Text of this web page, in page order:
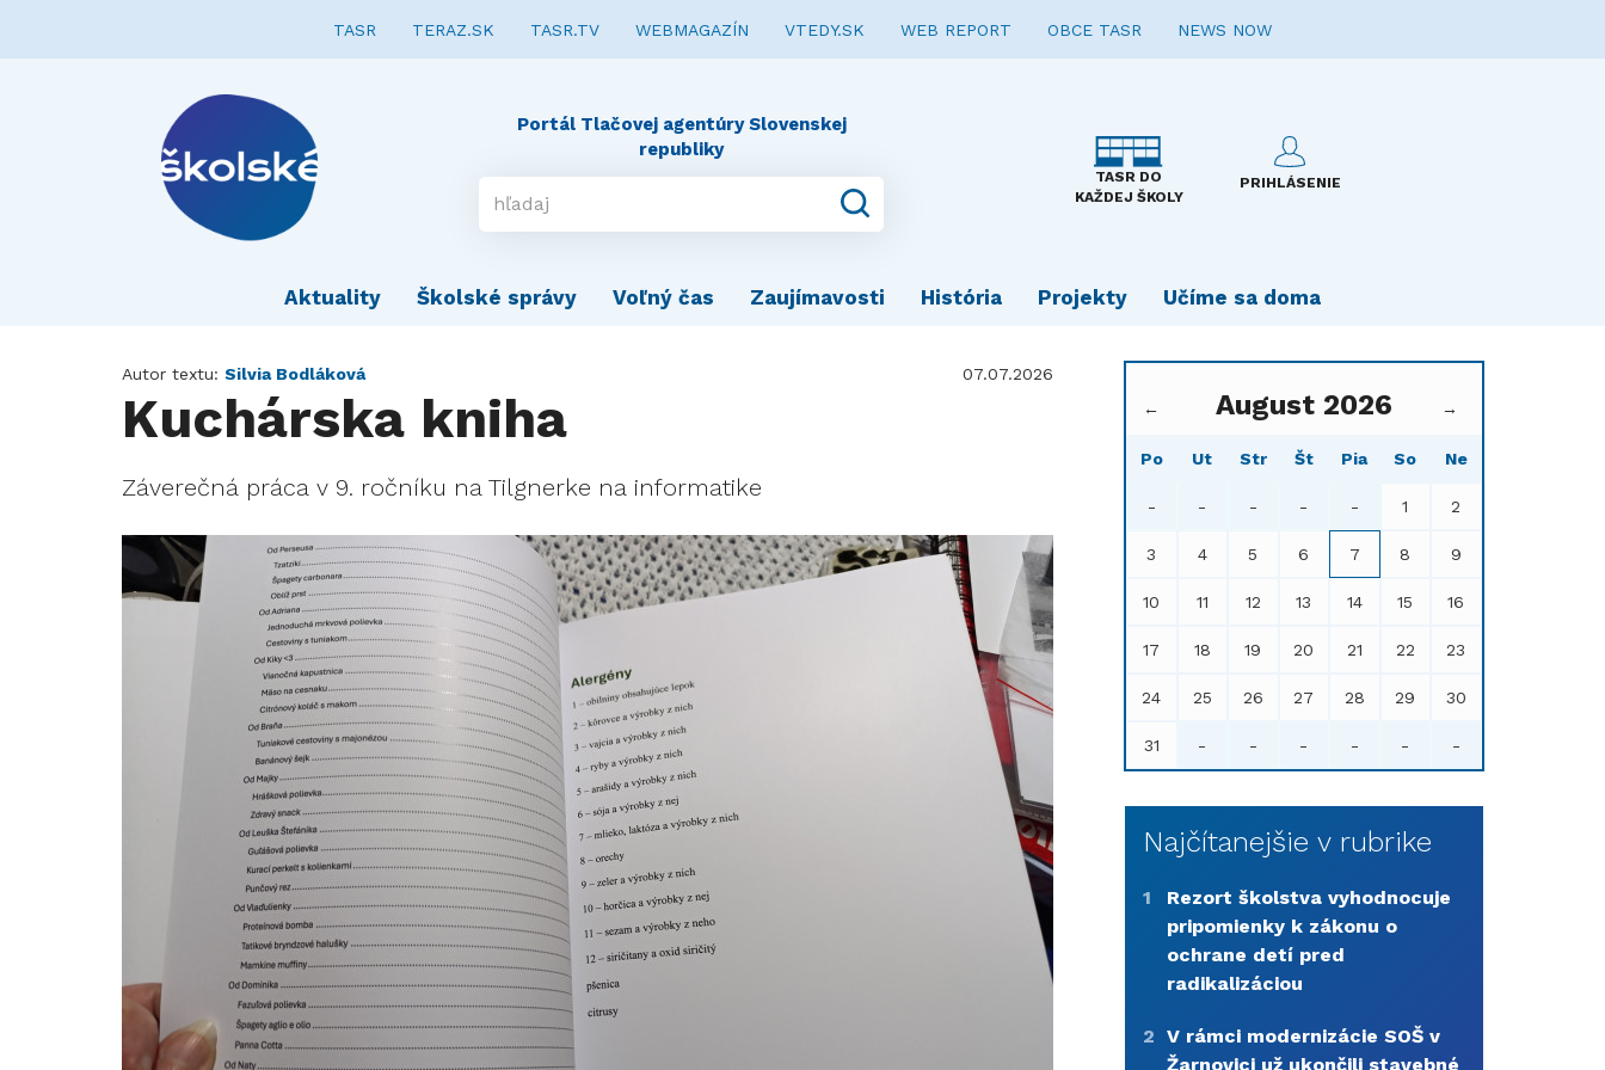
TASR TERAZ.SK TASR.TV WEBMAGAZÍN VTEDY.SK WEB REPORT OBCE TASR NEWS NOW
Portál Tlačovej agentúry Slovenskej
republiky
TASR DO
KAŽDEJ ŠKOLY
PRIHLÁSENIE
Aktuality Školské správy Voľný čas Zaujímavosti História Projekty Učíme sa doma
Autor textu: Silvia Bodláková 07.07.2026
Kuchárska kniha
Záverečná práca v 9. ročníku na Tilgnerke na informatike
← August 2026 →
Po Ut Str Št Pia So Ne
- - - - - 1 2
3 4 5 6 7 8 9
10 11 12 13 14 15 16
17 18 19 20 21 22 23
24 25 26 27 28 29 30
31 - - - - - -
Najčítanejšie v rubrike
1
Rezort školstva vyhodnocuje
pripomienky k zákonu o
ochrane detí pred
radikalizáciou
2 V rámci modernizácie SOŠ v
Žarnovici už ukončili stavebné